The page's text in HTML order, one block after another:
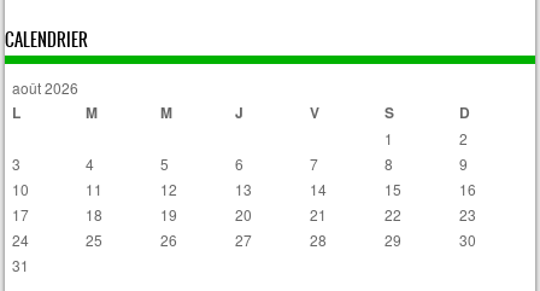
CALENDRIER
août 2026
L M M J V S D
1
2
3
4 5 6 7 8
9
10
11 12 13 14 15
16
17
18 19 20 21 22
23
24
25 26 27 28 29
30
31